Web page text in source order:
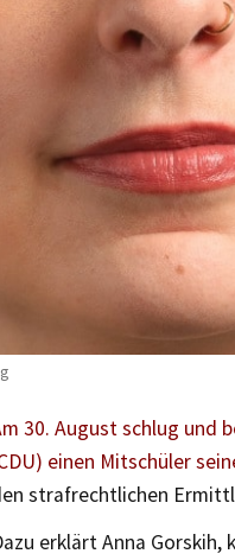
30. August schlug und
einen Mitschüler
strafrechtlichen
erklärt Anna